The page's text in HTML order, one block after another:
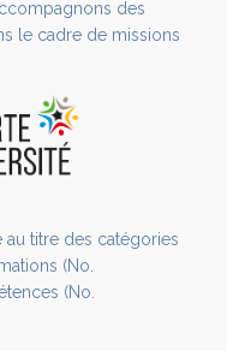
des
le cadre de missions
au titre des catégories
(No.
(No.